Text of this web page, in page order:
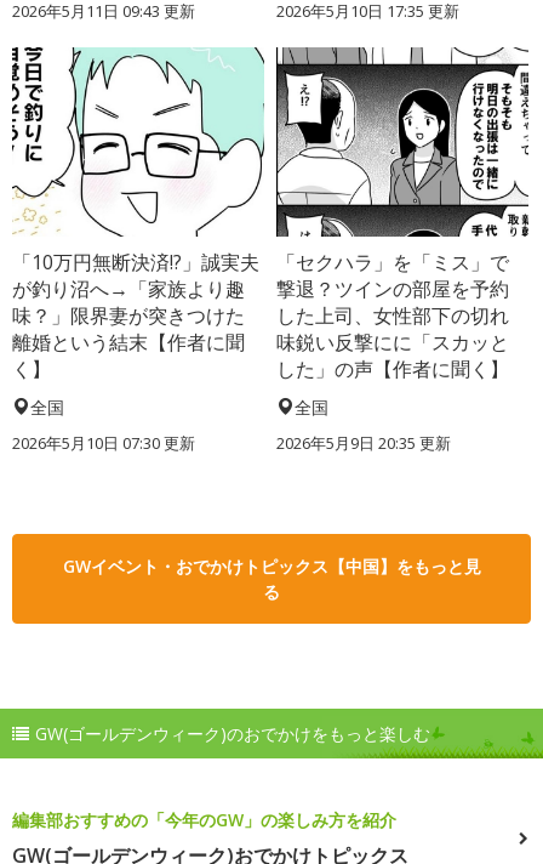
2026年5月11日 09:43 更新 2026年5月10日 17:35 更新
「10万円無断決済!?」誠実夫
が釣り沼へ→「家族より趣
味？」限界妻が突きつけた
離婚という結末【作者に聞
く】
全国
2026年5月10日 07:30 更新
「セクハラ」を「ミス」で
撃退？ツインの部屋を予約
した上司、女性部下の切れ
味鋭い反撃にに「スカッと
した」の声【作者に聞く】
全国
2026年5月9日 20:35 更新
GWイベント・おでかけトピックス【中国】をもっと見
る
GW(ゴールデンウィーク)のおでかけをもっと楽しむ
編集部おすすめの「今年のGW」の楽しみ方を紹介
GW(ゴールデンウィーク)おでかけトピックス